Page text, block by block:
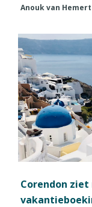
Anouk van Hemert
Corendon